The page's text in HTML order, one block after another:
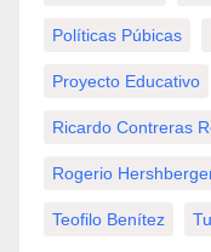
Políticas Púbicas
Proyecto Educativo
Ricardo Contreras
Rogerio
Teofilo Benítez